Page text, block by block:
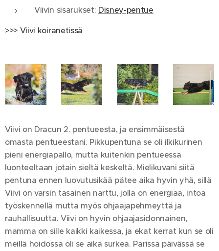
Viivin sisarukset: Disney-pentue
>>> Viivi koiranetissä
Viivi on Dracun 2. pentueesta, ja ensimmäisestä
omasta pentueestani. Pikkupentuna se oli ilkikurinen
pieni energiapallo, mutta kuitenkin pentueessa
luonteeltaan jotain sieltä keskeltä. Mielikuvani siitä
pentuna ennen luovutusikää pätee aika hyvin yhä, sillä
Viivi on varsin tasainen narttu, jolla on energiaa, intoa
työskennellä mutta myös ohjaajapehmeyttä ja
rauhallisuutta. Viivi on hyvin ohjaajasidonnainen,
mamma on sille kaikki kaikessa, ja ekat kerrat kun se oli
meillä hoidossa oli se aika surkea. Parissa päivässä se